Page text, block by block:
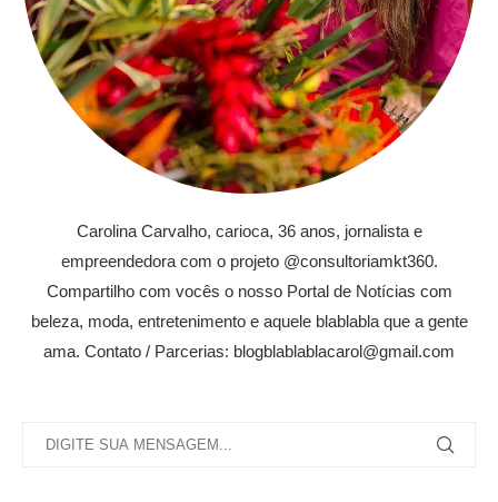
Carolina Carvalho, carioca, 36 anos, jornalista e
empreendedora com o projeto @consultoriamkt360.
Compartilho com vocês o nosso Portal de Notícias com
beleza, moda, entretenimento e aquele blablabla que a gente
ama. Contato / Parcerias: blogblablablacarol@gmail.com